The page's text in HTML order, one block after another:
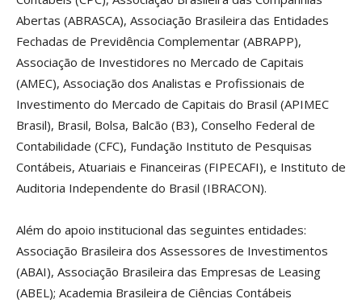
Abertas (ABRASCA), Associação Brasileira das Entidades
Fechadas de Previdência Complementar (ABRAPP),
Associação de Investidores no Mercado de Capitais
(AMEC), Associação dos Analistas e Profissionais de
Investimento do Mercado de Capitais do Brasil (APIMEC
Brasil), Brasil, Bolsa, Balcão (B3), Conselho Federal de
Contabilidade (CFC), Fundação Instituto de Pesquisas
Contábeis, Atuariais e Financeiras (FIPECAFI), e Instituto de
Auditoria Independente do Brasil (IBRACON).
Além do apoio institucional das seguintes entidades:
Associação Brasileira dos Assessores de Investimentos
(ABAI), Associação Brasileira das Empresas de Leasing
(ABEL); Academia Brasileira de Ciências Contábeis